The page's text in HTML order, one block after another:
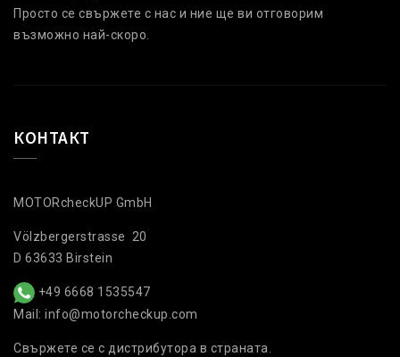
Просто се свържете с нас и ние ще ви отговорим
възможно най-скоро.
КОНТАКТ
MOTORcheckUP GmbH
Völzbergerstrasse 20
D 63633 Birstein
+49 6668 1535547
Mail: info@motorcheckup.com
Свържете се с дистрибутора в страната.